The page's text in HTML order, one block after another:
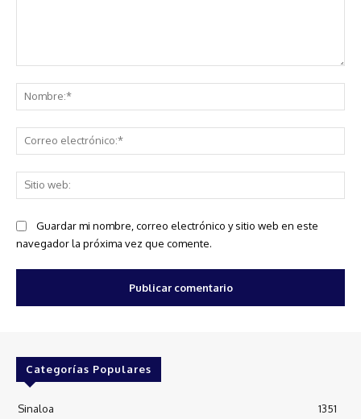
Guardar mi nombre, correo electrónico y sitio web en este
navegador la próxima vez que comente.
Categorías Populares
Sinaloa
1351